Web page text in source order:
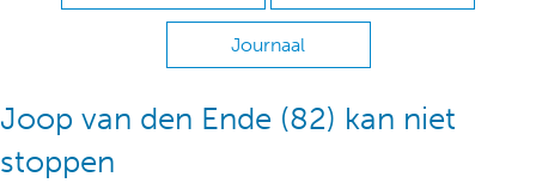
Journaal
Joop van den Ende (82) kan niet
stoppen